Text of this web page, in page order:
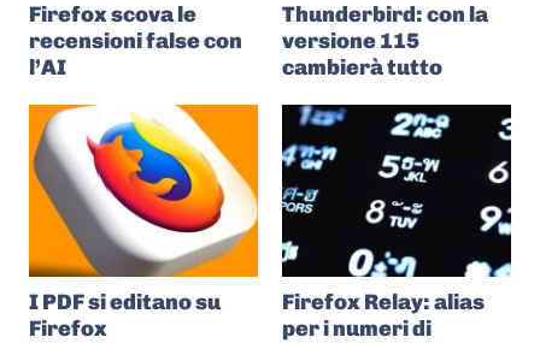
Firefox scova le
recensioni false con
l’AI
Thunderbird: con la
versione 115
cambierà tutto
I PDF si editano su
Firefox
Firefox Relay: alias
per i numeri di